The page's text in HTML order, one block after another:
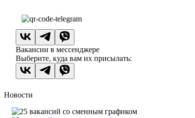
Вакансии в мессенджере
Выберите, куда вам их присылать:
Новости